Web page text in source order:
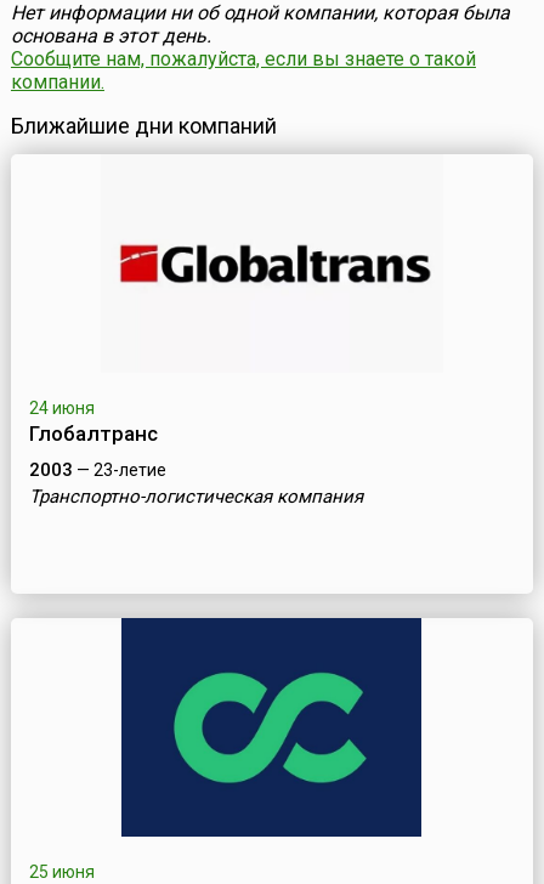
Нет информации ни об одной компании, которая была
основана в этот день.
Сообщите нам, пожалуйста, если вы знаете о такой
компании.
Ближайшие дни компаний
24 июня
Глобалтранс
2003 — 23-летие
Транспортно-логистическая компания
25 июня